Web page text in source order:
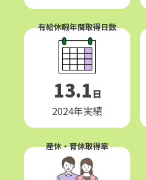
有給休暇年間取得日数
13.1日
2024年実績
産休・育休取得率